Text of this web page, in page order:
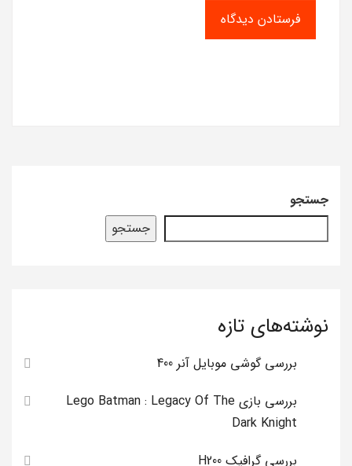
جستجو
جستجو
نوشته‌های تازه
بررسی گوشی موبایل آنر 400
بررسی بازی Lego Batman : Legacy Of The
Dark Knight
بررسی گرافیک H200